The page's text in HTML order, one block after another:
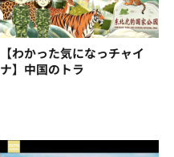
【わかった気になっチャイ
ナ】中国のトラ